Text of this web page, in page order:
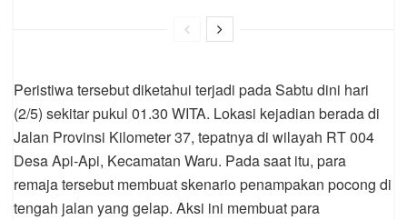
Peristiwa tersebut diketahui terjadi pada Sabtu dini hari
(2/5) sekitar pukul 01.30 WITA. Lokasi kejadian berada di
Jalan Provinsi Kilometer 37, tepatnya di wilayah RT 004
Desa Api-Api, Kecamatan Waru. Pada saat itu, para
remaja tersebut membuat skenario penampakan pocong di
tengah jalan yang gelap. Aksi ini membuat para